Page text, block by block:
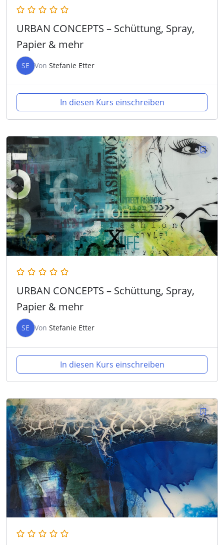
URBAN CONCEPTS – Schüttung, Spray,
Papier & mehr
SE Von Stefanie Etter
In diesen Kurs einschreiben
URBAN CONCEPTS – Schüttung, Spray,
Papier & mehr
SE Von Stefanie Etter
In diesen Kurs einschreiben